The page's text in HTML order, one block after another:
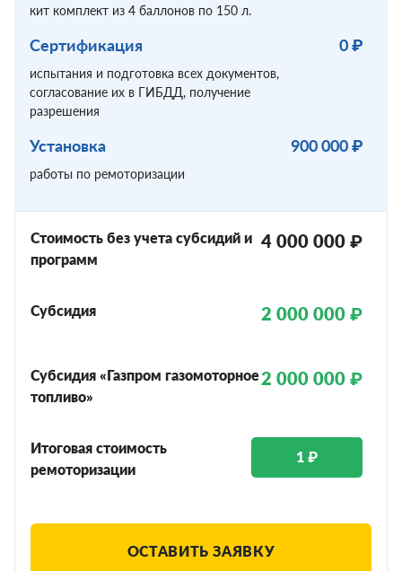
кит комплект из 4 баллонов по 150 л.
Сертификация 0 ₽
испытания и подготовка всех документов,
согласование их в ГИБДД, получение
разрешения
Установка 900 000 ₽
работы по ремоторизации
Стоимость без учета субсидий и
программ
4 000 000 ₽
Субсидия 2 000 000 ₽
Субсидия «Газпром газомоторное
топливо»
2 000 000 ₽
Итоговая стоимость
ремоторизации
1 ₽
ОСТАВИТЬ ЗАЯВКУ